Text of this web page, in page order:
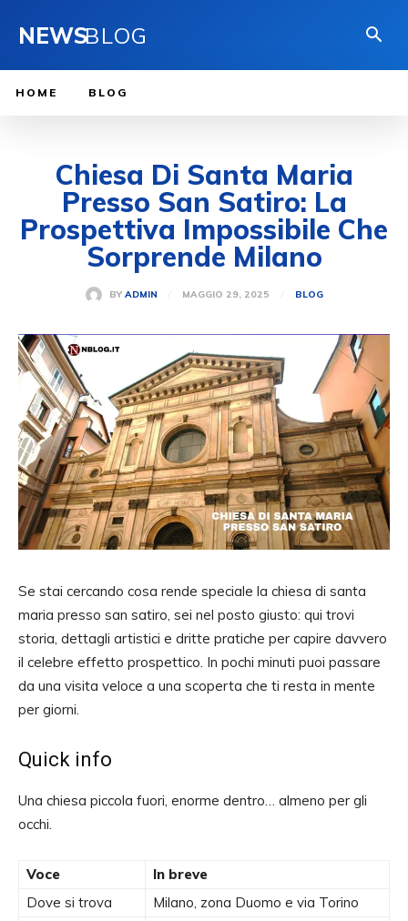
NEWSBLOG
HOME BLOG
Chiesa Di Santa Maria
Presso San Satiro: La
Prospettiva Impossibile Che
Sorprende Milano
BY ADMIN MAGGIO 29, 2025 BLOG
Se stai cercando cosa rende speciale la chiesa di santa
maria presso san satiro, sei nel posto giusto: qui trovi
storia, dettagli artistici e dritte pratiche per capire davvero
il celebre effetto prospettico. In pochi minuti puoi passare
da una visita veloce a una scoperta che ti resta in mente
per giorni.
Quick info
Una chiesa piccola fuori, enorme dentro… almeno per gli
occhi.
Voce
In breve
Dove si trova
Milano, zona Duomo e via Torino